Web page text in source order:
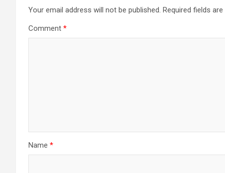
Your email address will not be published. Required fields are
Comment *
Name *